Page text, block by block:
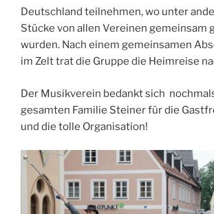
Deutschland teilnehmen, wo unter
Stücke von allen Vereinen gemeinsam
wurden. Nach einem gemeinsamen
im Zelt trat die Gruppe die Heimreise
Der Musikverein bedankt sich
gesamten Familie Steiner für die
und die tolle Organisation!